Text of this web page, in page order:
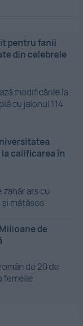
pentru fanii
din celebrele
modificările la
cu jalonul 114
calificarea în
ars cu
mătăsos
de
de 20 de
femeile